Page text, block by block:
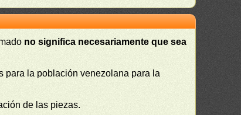
no significa necesariamente que sea
para la población venezolana para la
de las piezas.